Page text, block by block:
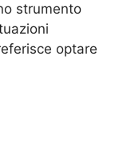
strumento
optare